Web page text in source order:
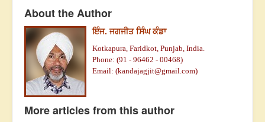
About the Author
ਇੰਜ. ਜਗਜੀਤ ਸਿੰਘ ਕੰਡਾ
Kotkapura, Faridkot, Punjab, India.
Phone: (91 - 96462 - 00468)
Email: (kandajagjit@gmail.com)
More articles from this author